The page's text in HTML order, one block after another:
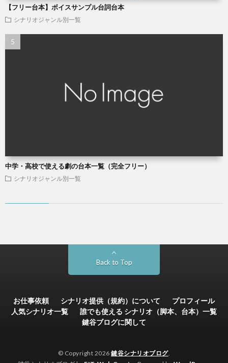
【フリー台本】ボイスサンプル台詞台本
シナリオジャンル別一覧
中学・高校で使える劇の台本一覧（完全フリー）
シナリオジャンル別一覧
Back to Top
お仕事依頼 シナリオ提供（規約）について
プロフィール
人気シナリオ一覧
誰でも使える シナリオ（脚本、台本）一覧
鍵谷ブログに関して
© Copyright 2026鍵谷シナリオブログ.